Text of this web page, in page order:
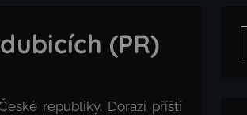
(PR)
republiky. Dorazí příští